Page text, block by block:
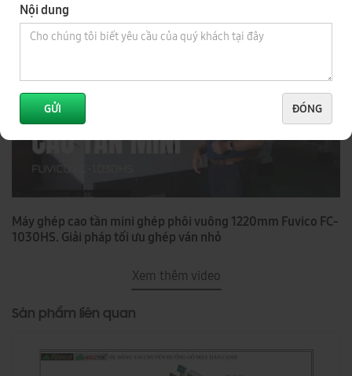
Nội dung
GỬI ĐÓNG
Máy ghép cao tần mini ghép phôi vuông 1220mm Fuvico FC-
1030HS. Giải pháp tối ưu ghép ván nhỏ
Xem thêm video
Sản phẩm liên quan